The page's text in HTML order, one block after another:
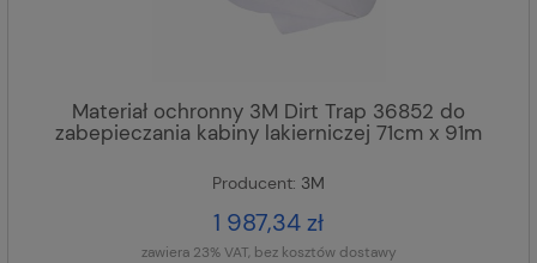
Materiał ochronny 3M Dirt Trap 36852 do
zabepieczania kabiny lakierniczej 71cm x 91m
Producent: 3M
1 987,34 zł
zawiera 23% VAT, bez kosztów dostawy